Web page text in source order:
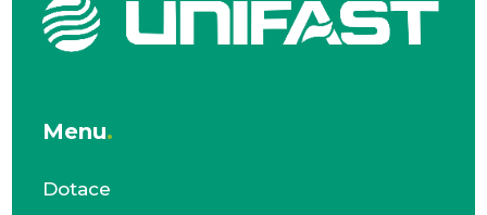
Menu.
Dotace